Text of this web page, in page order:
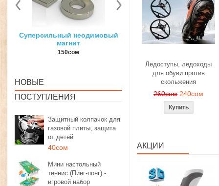
3D ручка для объемного
рисования
1350сом 1190сом
Загуститель волос
27гр
НОВЫЕ
ПОСТУПЛЕНИЯ
Защитный колпачок для
газовой плиты, защита
от детей
40сом
Мини настольный
теннис (Пинг-понг) -
игровой набор
Ледоступы, ледоходы
для обуви против
скольжения
260сом 240сом
АКЦИИ